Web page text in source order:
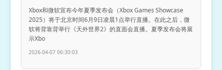
Xbox和微软宣布今年夏季发布会（Xbox Games Showcase
2025）将于北京时间6月9日凌晨1点举行直播。在此之后，微
软将背靠背举行《天外世界2》的直面会直播。夏季发布会将展
示Xbo
2026-04-07 06:30:03